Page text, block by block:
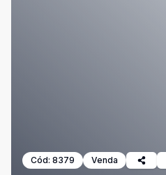
Cód: 8379 Venda